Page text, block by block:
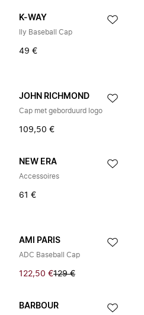
K-WAY
Ily Baseball Cap
49 €
JOHN RICHMOND
Cap met geborduurd logo
109,50 €
NEW ERA
Accessoires
61 €
AMI PARIS
ADC Baseball Cap
122,50 €129 €
BARBOUR